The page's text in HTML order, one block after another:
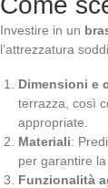
Investire in un
l’attrezzatura
Dimensioni e
terrazza, così
appropriate.
Materiali:
per garantire
Funzionalità